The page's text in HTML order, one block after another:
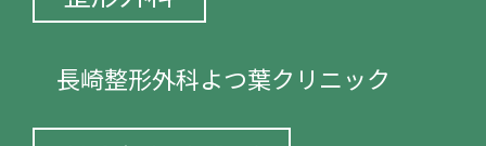
長崎整形外科よつ葉クリニック